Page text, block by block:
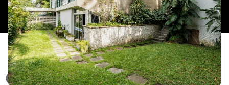
Casa à venda no Cidade